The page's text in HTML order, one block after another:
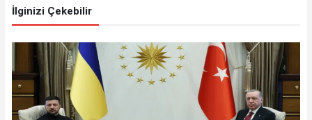
İlginizi Çekebilir